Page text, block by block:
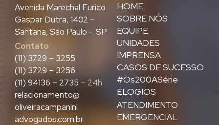
HOME
SOBRE NÓS
EQUIPE
UNIDADES
IMPRENSA
CASOS DE SUCESSO
#Os200ASérie
ELOGIOS
ATENDIMENTO
EMERGENCIAL
Avenida Marechal Eurico
Gaspar Dutra, 1402 –
Santana, São Paulo – SP
Contato
(11) 3729 – 3255
(11) 3729 – 3256
(11) 94136 – 2735 – 24h
relacionamento@
oliveiracampanini
advogados.com.br